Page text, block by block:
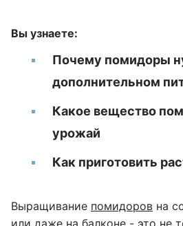
Вы узнаете:
Почему помидоры
дополнительном
Какое вещество
урожай
Как приготовить
Выращивание помидоров на
или даже на балконе - это не